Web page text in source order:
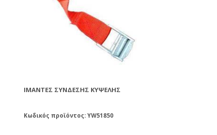
ΙΜΆΝΤΕΣ ΣΎΝΔΕΣΗΣ ΚΥΨΈΛΗΣ
Κωδικός προϊόντος: YW51850